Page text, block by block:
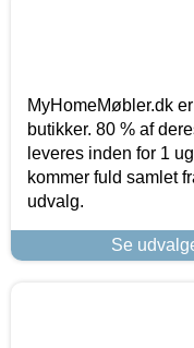
MyHomeMøbler.dk
butikker. 80 % af
leveres inden for 1
kommer fuld samlet
udvalg.
Se